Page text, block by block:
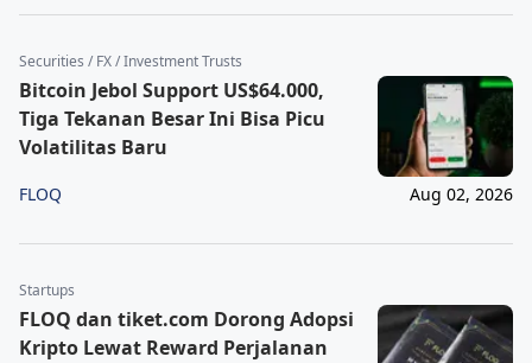
Securities / FX / Investment Trusts
Bitcoin Jebol Support US$64.000,
Tiga Tekanan Besar Ini Bisa Picu
Volatilitas Baru
FLOQ Aug 02, 2026
Startups
FLOQ dan tiket.com Dorong Adopsi
Kripto Lewat Reward Perjalanan